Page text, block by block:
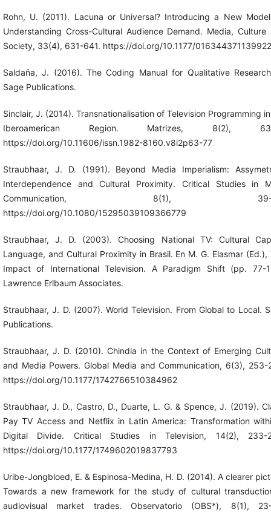
Rohn, U. (2011). Lacuna or Universal? Introducing a New
Understanding Cross-Cultural Audience Demand. Media, Culture
Society, 33(4), 631-641. https://doi.org/10.1177/
Saldaña, J. (2016). The Coding Manual for Qualitative
Sage Publications.
Sinclair, J. (2014). Transnationalisation of Television Programming
Iberoamerican Region. Matrizes, 8(2), 63-
https://doi.org/10.11606/issn.1982-8160.v8i2p63-77
Straubhaar, J. D. (1991). Beyond Media Imperialism:
Interdependence and Cultural Proximity. Critical Studies in
Communication, 8(1), 39-
https://doi.org/10.1080/15295039109366779
Straubhaar, J. D. (2003). Choosing National TV: Cultural
Language, and Cultural Proximity in Brasil. En M. G. Elasmar (Ed.),
Impact of International Television. A Paradigm Shift (pp. 77-
Lawrence Erlbaum Associates.
Straubhaar, J. D. (2007). World Television. From Global to Local.
Publications.
Straubhaar, J. D. (2010). Chindia in the Context of Emerging
and Media Powers. Global Media and Communication, 6(3), 253-
https://doi.org/10.1177/1742766510384962
Straubhaar, J. D., Castro, D., Duarte, L. G. & Spence, J. (2019).
Pay TV Access and Netflix in Latin America: Transformation
Digital Divide. Critical Studies in Television, 14(2), 233-
https://doi.org/10.1177/1749602019837793
Uribe-Jongbloed, E. & Espinosa-Medina, H. D. (2014). A clearer
Towards a new framework for the study of cultural
audiovisual market trades. Observatorio (OBS*), 8(1),